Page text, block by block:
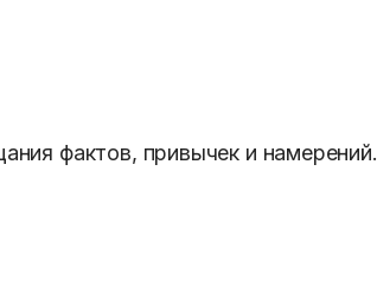
фактов, привычек и намерений.